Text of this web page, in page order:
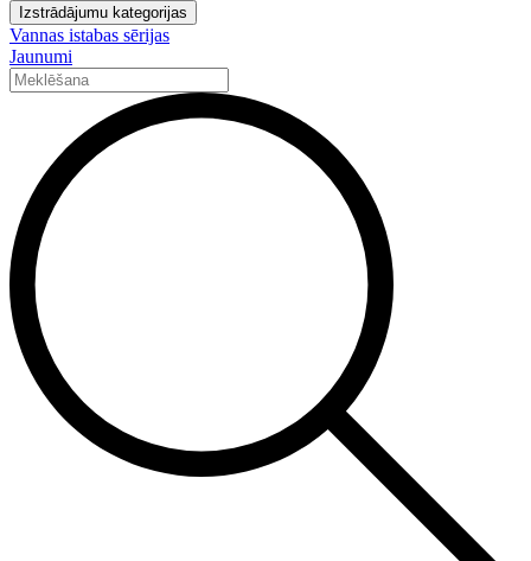
Izstrādājumu kategorijas
Vannas istabas sērijas
Jaunumi